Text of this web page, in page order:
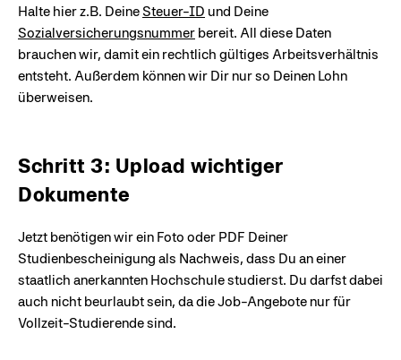
Halte hier z.B. Deine Steuer-ID und Deine
Sozialversicherungsnummer bereit. All diese Daten
brauchen wir, damit ein rechtlich gültiges Arbeitsverhältnis
entsteht. Außerdem können wir Dir nur so Deinen Lohn
überweisen.
Schritt 3: Upload wichtiger
Dokumente
Jetzt benötigen wir ein Foto oder PDF Deiner
Studienbescheinigung als Nachweis, dass Du an einer
staatlich anerkannten Hochschule studierst. Du darfst dabei
auch nicht beurlaubt sein, da die Job-Angebote nur für
Vollzeit-Studierende sind.